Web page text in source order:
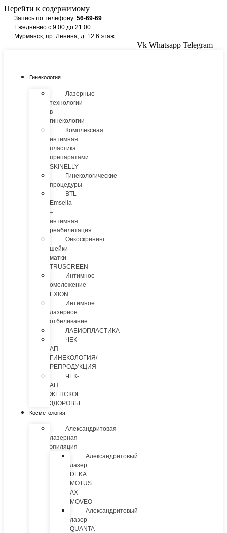
Перейти к содержимому
Запись по телефону: 56-69-69
Ежедневно с 9:00 до 21:00
Мурманск, пр. Ленина, д. 12 6 этаж
Vk Whatsapp Telegram
Гинекология
Лазерные
технологии
в
гинекологии
Комплексная
интимная
пластика
препаратами
SKINELLY
Гинекологические
процедуры
BTL
Emsella
–
интимная
реабилитация
Онкоскрининг
шейки
матки
TRUSCREEN
Интимное
омоложение
EXION
Интимное
лазерное
отбеливание
ЛАБИОПЛАСТИКА
ЧЕК-
АП
ГИНЕКОЛОГИЯ/
РЕПРОДУКЦИЯ
ЧЕК-
АП
ЖЕНСКОЕ
ЗДОРОВЬЕ
Косметология
Александритовая
лазерная
эпиляция
Александритовый
лазер
DEKA
MOTUS
AX
MOVEO
Александритовый
лазер
QUANTA